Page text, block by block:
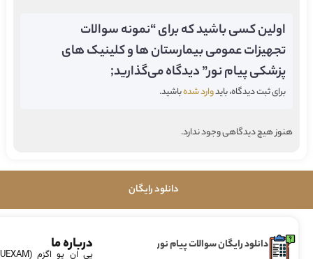
اولین کسی باشید که برای “نمونه سوالات
تجهیزات عمومی بیمارستان ها و کلینیک های
پزشکی پیام نور” دیدگاه می‌گذارید;
برای ثبت دیدگاه، بایدوارد شدهباشید.
هنوز هیچ دیدگاهی وجود ندارد.
دانلود رایگان
دانلود رایگان سوالات پیام نور
درباره ما